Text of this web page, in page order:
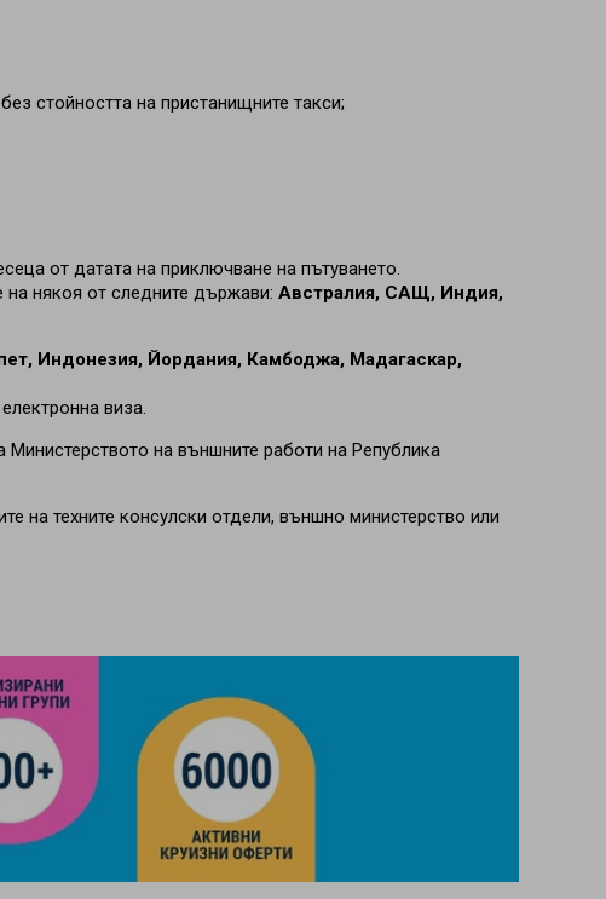
стойността на пристанищните такси;
от датата на приключване на пътуването.
някоя от следните държави: Австралия, САЩ, Индия,
Индонезия, Йордания, Камбоджа, Мадагаскар,
виза.
на външните работи на Република
на техните консулски отдели, външно министерство или